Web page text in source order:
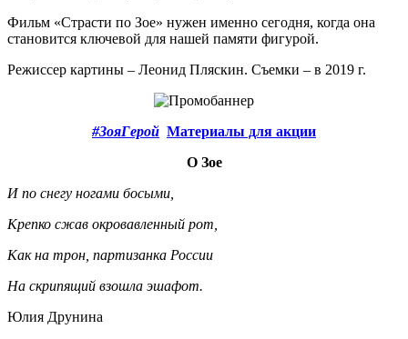
Фильм «Страсти по Зое» нужен именно сегодня, когда она
становится ключевой для нашей памяти фигурой.
Режиссер картины – Леонид Пляскин. Съемки – в 2019 г.
#ЗояГерой Материалы для акции
О Зое
И по снегу ногами босыми,
Крепко сжав окровавленный рот,
Как на трон, партизанка России
На скрипящий взошла эшафот.
Юлия Друнина